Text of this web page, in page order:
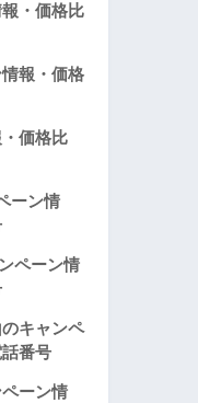
・価格比
報・価格
価格比
ーン情
ペーン情
キャンペ
番号
ーン情